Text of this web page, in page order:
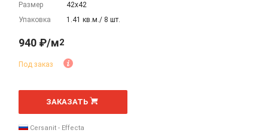
Размер
42х42
Упаковка
1.41 кв.м./ 8 шт.
940 ₽/м2
Под заказ
м
ЗАКАЗАТЬ
Cersanit - Effecta